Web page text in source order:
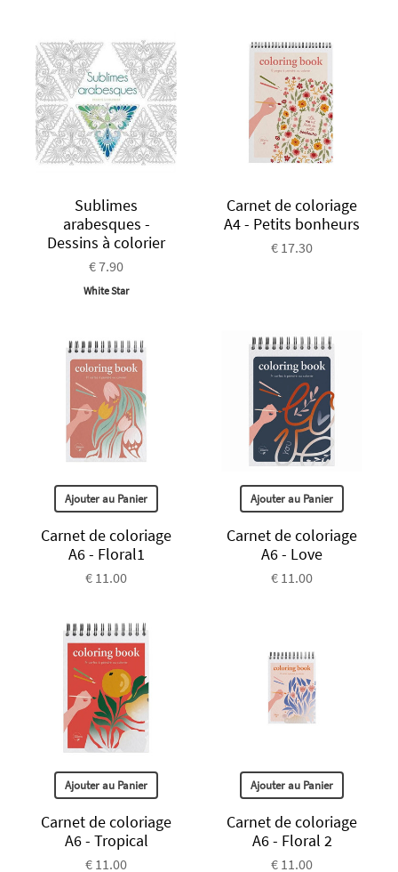
Sublimes
arabesques -
Dessins à colorier
€ 7.90
White Star
Carnet de coloriage
A4 - Petits bonheurs
€ 17.30
Ajouter au Panier
Carnet de coloriage
A6 - Floral1
€ 11.00
Ajouter au Panier
Carnet de coloriage
A6 - Love
€ 11.00
Ajouter au Panier
Carnet de coloriage
A6 - Tropical
€ 11.00
Ajouter au Panier
Carnet de coloriage
A6 - Floral 2
€ 11.00